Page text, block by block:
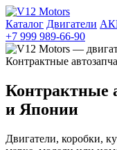
Каталог Двигатели
+7 999 989-66-90
Контрактные
и Японии
Двигатели, коробки,